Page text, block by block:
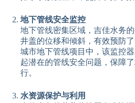
地下管线安全监控
地下管线密集区域，吉佳水务
井盖的位移和倾斜，有效预防
城市地下管线项目中，该监控
起潜在的管线安全问题，保障
行。
水资源保护与利用